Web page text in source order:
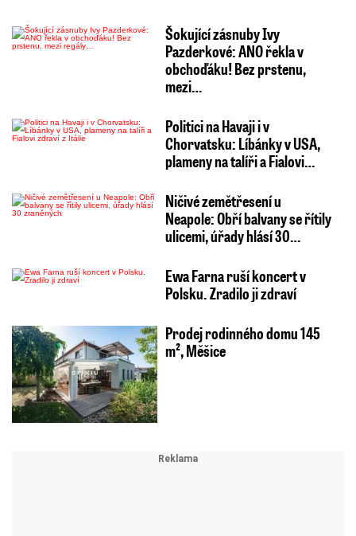
Šokující zásnuby Ivy
Pazderkové: ANO řekla v
obchoďáku! Bez prstenu,
mezi…
Politici na Havaji i v
Chorvatsku: Líbánky v USA,
plameny na talíři a Fialovi…
Ničivé zemětřesení u
Neapole: Obří balvany se řítily
ulicemi, úřady hlásí 30…
Ewa Farna ruší koncert v
Polsku. Zradilo ji zdraví
Prodej rodinného domu 145
m², Měšice